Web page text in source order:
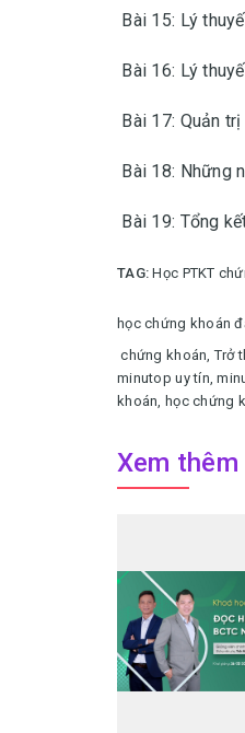
Bài 15: Lý
Bài 16: Lý
Bài 17: Quản
Bài 18: Những
Bài 19: Tổng
TAG:Học PTKT
học chứng khoán
chứng khoán,Trở
minutop uy tín,
khoán, học chứng
Xem thêm